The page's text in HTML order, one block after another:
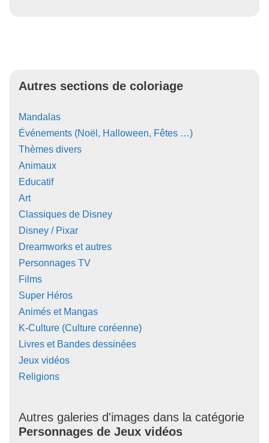
Autres sections de coloriage
Mandalas
Événements (Noël, Halloween, Fêtes …)
Thèmes divers
Animaux
Educatif
Art
Classiques de Disney
Disney / Pixar
Dreamworks et autres
Personnages TV
Films
Super Héros
Animés et Mangas
K-Culture (Culture coréenne)
Livres et Bandes dessinées
Jeux vidéos
Religions
Autres galeries d'images dans la catégorie
Personnages de Jeux vidéos